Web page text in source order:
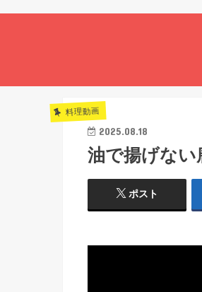
料理動画
2025.08.18
油で揚げな
ポスト